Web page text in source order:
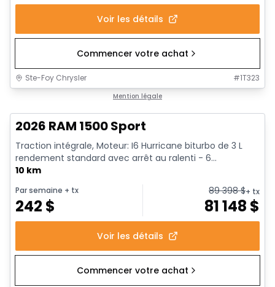
Voir les détails
Commencer votre achat
Ste-Foy Chrysler #1T323
Mention légale
2026 RAM 1500 Sport
Traction intégrale, Moteur: I6 Hurricane biturbo de 3 L
rendement standard avec arrêt au ralenti - 6...
10 km
Par semaine + tx
242 $
89 398$+ tx
81 148 $
Voir les détails
Commencer votre achat